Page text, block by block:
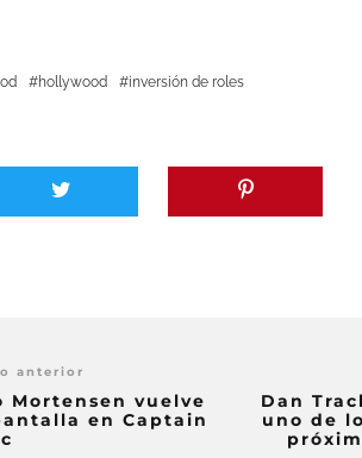
hollywood inversión de roles
anterior
Mortensen vuelve
en Captain
Dan
uno de